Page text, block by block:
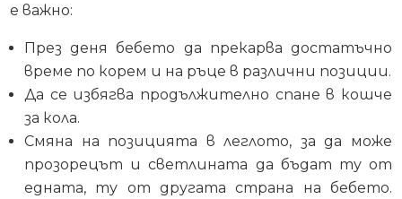
е важно:
През деня бебето да прекарва достатъчно
време по корем и на ръце в различни позиции.
Да се избягва продължително спане в кошче
за кола.
Смяна на позицията в леглото, за да може
прозорецът и светлината да бъдат ту от
едната, ту от другата страна на бебето.